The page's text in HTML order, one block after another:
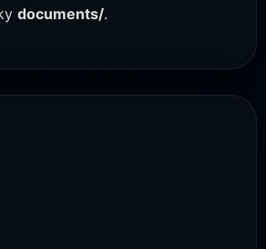
documents/.